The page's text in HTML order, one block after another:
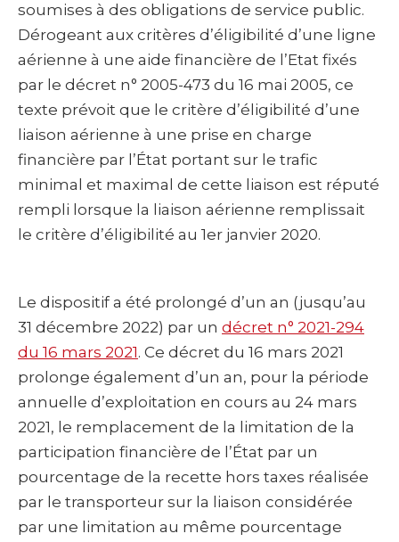
soumises à des obligations de service public.
Dérogeant aux critères d’éligibilité d’une ligne
aérienne à une aide financière de l’Etat fixés
par le décret n° 2005-473 du 16 mai 2005, ce
texte prévoit que le critère d’éligibilité d’une
liaison aérienne à une prise en charge
financière par l’État portant sur le trafic
minimal et maximal de cette liaison est réputé
rempli lorsque la liaison aérienne remplissait
le critère d’éligibilité au 1er janvier 2020.
Le dispositif a été prolongé d’un an (jusqu’au
31 décembre 2022) par un décret n° 2021-294
du 16 mars 2021. Ce décret du 16 mars 2021
prolonge également d’un an, pour la période
annuelle d’exploitation en cours au 24 mars
2021, le remplacement de la limitation de la
participation financière de l’État par un
pourcentage de la recette hors taxes réalisée
par le transporteur sur la liaison considérée
par une limitation au même pourcentage